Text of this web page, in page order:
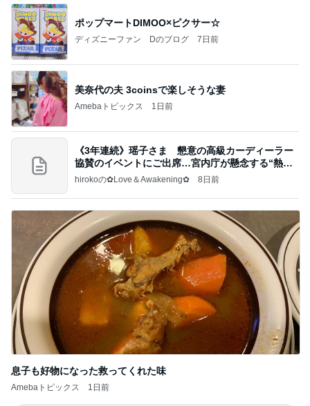
ポップマートDIMOO×ピクサー☆
ディズニーファン Dのブログ 7日前
美奈代の夫 3coinsで楽しそうな妻
Amebaトピックス 1日前
《3年連続》瑶子さま 懇意の高級カーディーラー
協賛のイベントにご出席…宮内庁が懸念する“熱心
すぎ
hirokoの✿Love＆Awakening✿ 8日前
息子も好物になった救ってくれた味
Amebaトピックス 1日前